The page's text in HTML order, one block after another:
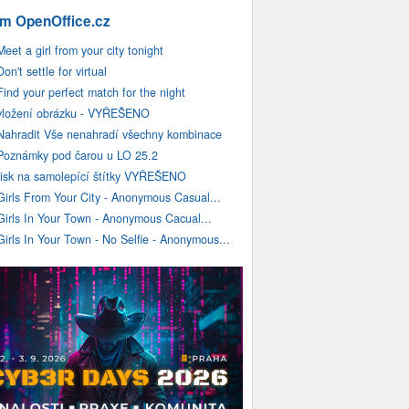
OpenOffice.cz
a girl from your city tonight
settle for virtual
your perfect match for the night
obrázku - VYŘEŠENO
Vše nenahradí všechny kombinace
pod čarou u LO 25.2
na samolepící štítky VYŘEŠENO
From Your City - Anonymous Casual...
In Your Town - Anonymous Cacual...
In Your Town - No Selfie - Anonymous...